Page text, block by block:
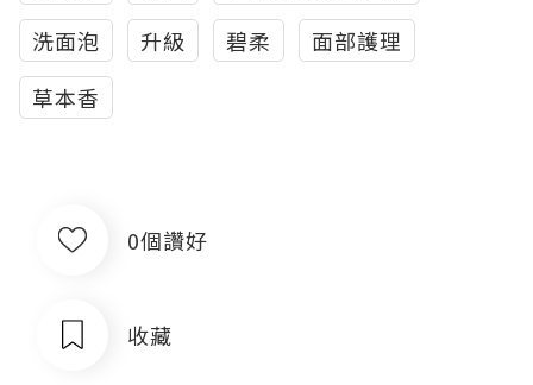
洗面泡
升級 碧柔
面部護理
草本香
0個讚好
收藏